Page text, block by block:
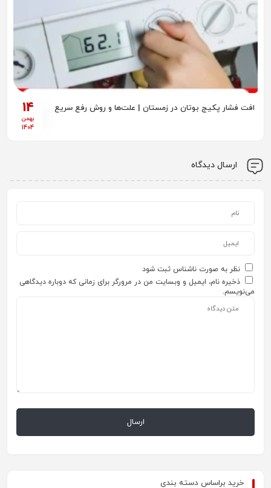
14
بهمن
1404
افت فشار پکیج بوتان در زمستان | علت‌ها و روش رفع سریع
ارسال دیدگاه
نظر به صورت ناشناس ثبت شود
ذخیره نام، ایمیل و وبسایت من در مرورگر برای زمانی که دوباره دیدگاهی
می‌نویسم.
خرید براساس دسته بندی